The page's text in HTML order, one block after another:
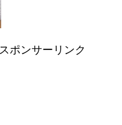
スポンサーリンク